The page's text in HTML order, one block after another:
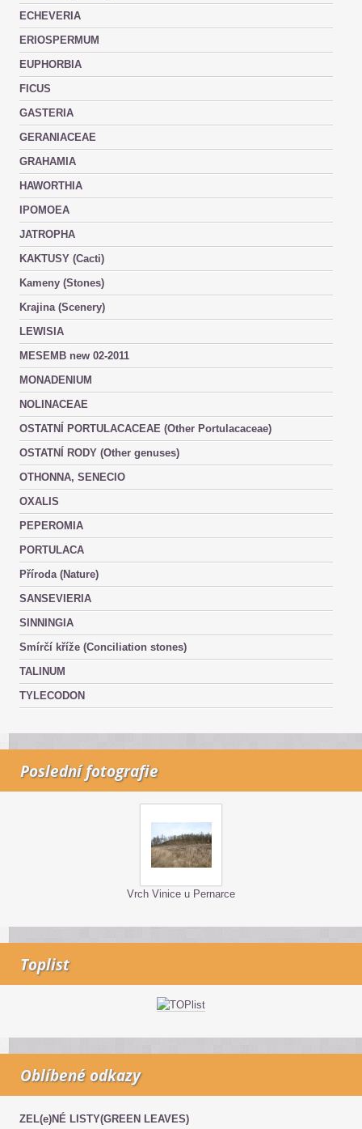
ECHEVERIA
ERIOSPERMUM
EUPHORBIA
FICUS
GASTERIA
GERANIACEAE
GRAHAMIA
HAWORTHIA
IPOMOEA
JATROPHA
KAKTUSY (Cacti)
Kameny (Stones)
Krajina (Scenery)
LEWISIA
MESEMB new 02-2011
MONADENIUM
NOLINACEAE
OSTATNÍ PORTULACACEAE (Other Portulacaceae)
OSTATNÍ RODY (Other genuses)
OTHONNA, SENECIO
OXALIS
PEPEROMIA
PORTULACA
Příroda (Nature)
SANSEVIERIA
SINNINGIA
Smírčí kříže (Conciliation stones)
TALINUM
TYLECODON
Poslední fotografie
Vrch Vinice u Pernarce
Toplist
Oblíbené odkazy
ZEL(e)NÉ LISTY(GREEN LEAVES)